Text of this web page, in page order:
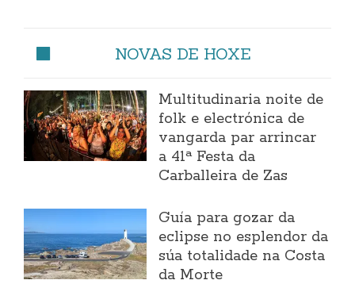
NOVAS DE HOXE
Multitudinaria noite de
folk e electrónica de
vangarda par arrincar
a 41ª Festa da
Carballeira de Zas
Guía para gozar da
eclipse no esplendor da
súa totalidade na Costa
da Morte